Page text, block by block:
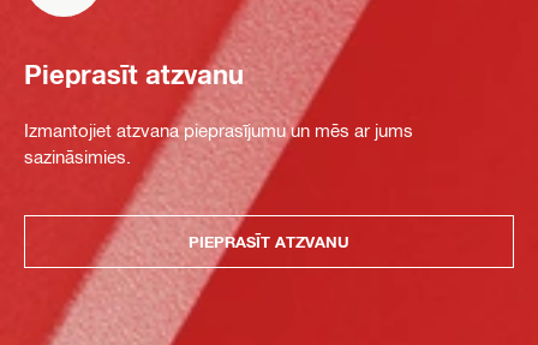
Pieprasīt atzvanu
Izmantojiet atzvana pieprasījumu un mēs ar jums
sazināsimies.
PIEPRASĪT ATZVANU